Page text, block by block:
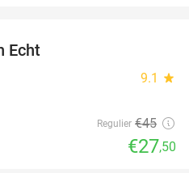
Echt
9.1 star
Regulier €45
€27,50